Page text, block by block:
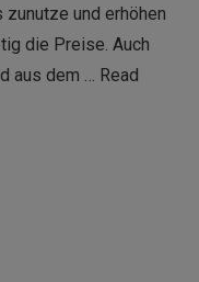
und erhöhen
die Preise. Auch
aus dem … Read